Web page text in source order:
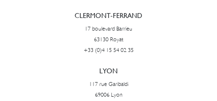
CLERMONT-FERRAND
17 boulevard Barrieu
63130 Royat
+33 (0)4 15 54 02 35
LYON
117 rue Garibaldi
69006 Lyon